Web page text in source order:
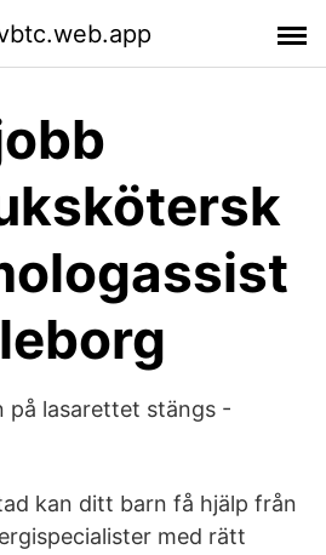
på lasarettet stängs -
kan ditt barn få hjälp från
med rätt